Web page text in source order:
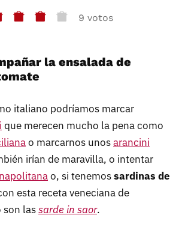
9 votos
la ensalada de
italiano podríamos marcar
que merecen mucho la pena como
o marcarnos unosarancini
irían de maravilla, o intentar
o, si tenemossardinas de
esta receta veneciana de
son lassarde in saor.